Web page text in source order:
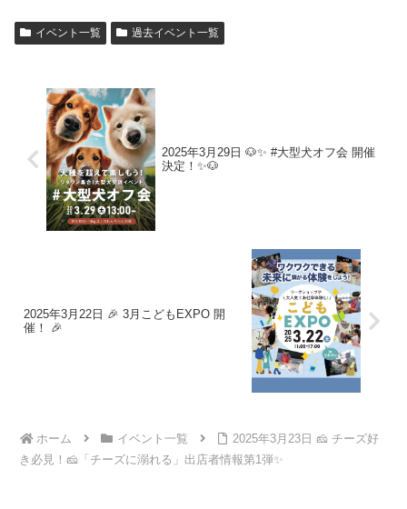
イベント一覧 過去イベント一覧
2025年3月29日 🐶✨ #大型犬オフ会 開催
決定！✨🐶
2025年3月22日 🎉 3月こどもEXPO 開
催！ 🎉
ホーム イベント一覧
2025年3月23日 🧀 チーズ好
き必見！🧀「チーズに溺れる」出店者情報第1弾✨